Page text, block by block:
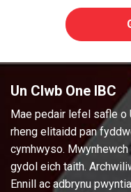
Un Clwb One IBC
Mae pedair lefel safle o
rheng elitaidd pan
cymhwyso.
gydol eich taith.
Ennill ac adbrynu